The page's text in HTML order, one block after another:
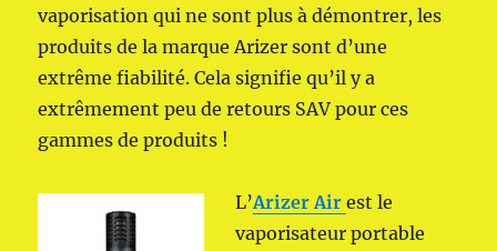
vaporisation qui ne sont plus à démontrer, les
produits de la marque Arizer sont d’une
extrême fiabilité. Cela signifie qu’il y a
extrêmement peu de retours SAV pour ces
gammes de produits !
L’Arizer Air est le
vaporisateur portable